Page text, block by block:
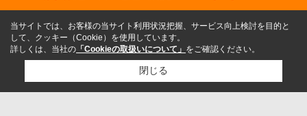
当サイトでは、お客様の当サイト利用状況把握、サービス向上検討を目的と
して、クッキー（Cookie）を使用しています。
詳しくは、当社の 「Cookieの取扱いについて」 をご確認ください。
閉じる